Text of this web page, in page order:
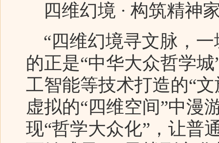
四维幻境 · 构筑精神
“四维幻境寻文脉，一
的正是“中华大众哲学
工智能等技术打造的“
虚拟的“四维空间”中漫
现“哲学大众化”，让普